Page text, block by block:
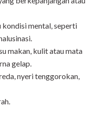
kondisi mental, seperti
makan, kulit atau mata
gelap.
nyeri tenggorokan,